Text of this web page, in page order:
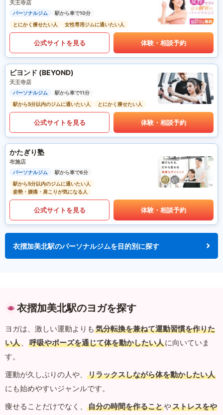
天王寺店
パーソナルジム
駅から車で10分
とにかく痩せたい人
女性専用ジムに通いたい人
公式サイトを見る 体験・相談予約
ビヨンド (BEYOND)
天王寺店
パーソナルジム
駅から車で11分
駅から5分以内のジムに通いたい人
とにかく痩せたい人
公式サイトを見る 体験・相談予約
かたぎり塾
布施店
パーソナルジム
駅から車で6分
駅から5分以内のジムに通いたい人
姿勢・腰痛・肩こりが気になる人
公式サイトを見る 体験・相談予約
衣摺加美北駅のパーソナルジムを目的別に探す
衣摺加美北駅のヨガを探す
ヨガは、激しい運動よりも 気分転換を兼ねて運動習慣を作りた
い人 、 呼吸やポーズを通じて体を動かしたい人に向いていま
す。
運動が久しぶりの人や、
リラックスしながら体を動かしたい人
にも始めやすいジャンルです。
痩せることだけでなく、
自分の時間を作ることやストレスをや